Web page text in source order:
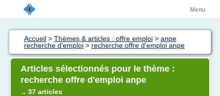
Menu
Accueil > Thèmes & articles : offre emploi > anpe
recherche d'emploi > recherche offre d'emploi anpe
Articles sélectionnés pour le thème :
recherche offre d'emploi anpe
→ 37 articles